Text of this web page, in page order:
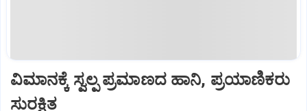
ವಿಮಾನಕ್ಕೆ ಸ್ವಲ್ಪ ಪ್ರಮಾಣದ ಹಾನಿ, ಪ್ರಯಾಣಿಕರು
ಸುರಕ್ಷಿತ